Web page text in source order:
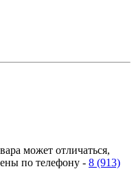
может отличаться,
по телефону - 8 (913)